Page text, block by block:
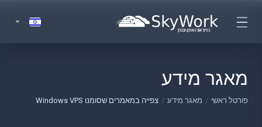
מאגר מידע
פורטל ראשי מאגר מידע צפייה במאמרים שסומנו Windows VPS